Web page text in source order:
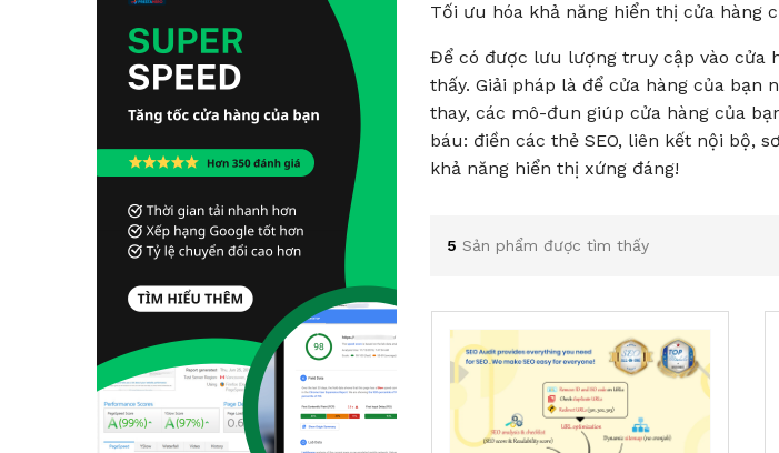
Tối ưu hóa khả năng hiển thị cửa hàng
Để có được lưu lượng truy cập vào cửa
thấy. Giải pháp là để cửa hàng của bạn
thay, các mô-đun giúp cửa hàng của
báu: điền các thẻ SEO, liên kết nội bộ,
khả năng hiển thị xứng đáng!
5 Sản phẩm được tìm thấy